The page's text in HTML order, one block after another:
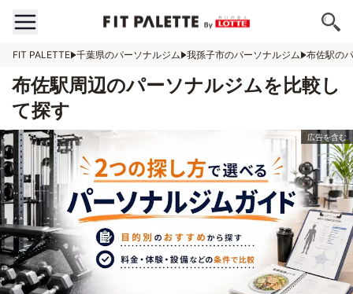
FIT PALETTE 千葉県のパーソナルジム 我孫子市のパーソナルジム 布佐駅の
布佐駅周辺のパーソナルジムを比較し
て探す